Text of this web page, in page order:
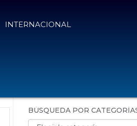
INTERNACIONAL
BÚSQUEDA POR
Búsqueda por categorías: